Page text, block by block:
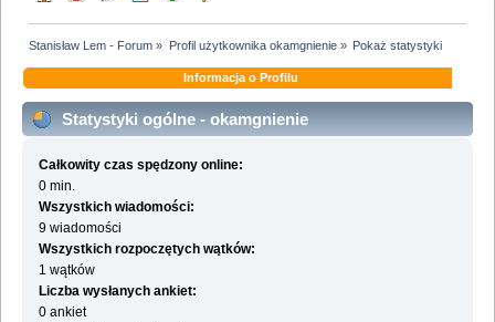
Stanisław Lem - Forum » Profil użytkownika okamgnienie» Pokaż statystyki
Informacja o Profilu
Statystyki ogólne - okamgnienie
Całkowity czas spędzony online:
0 min.
Wszystkich wiadomości:
9 wiadomości
Wszystkich rozpoczętych wątków:
1 wątków
Liczba wysłanych ankiet:
0 ankiet